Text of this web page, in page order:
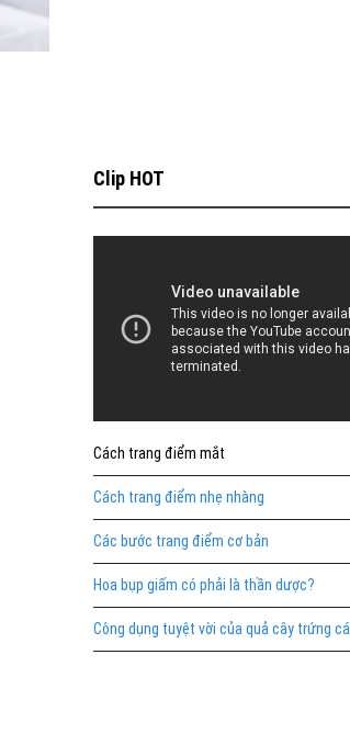
Clip HOT
Cách trang điểm mắt
Cách trang điểm nhẹ nhàng
Các bước trang điểm cơ bản
Hoa bụp giấm có phải là thần dược?
Công dụng tuyệt vời của quả cây trứng cá